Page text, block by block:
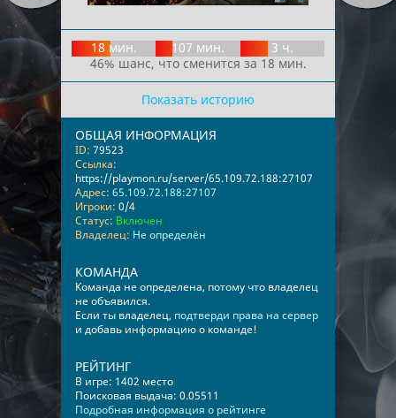
18 мин. 107 мин.
3 ч.
46% шанс, что сменится за 18 мин.
Показать историю
ОБЩАЯ ИНФОРМАЦИЯ
ID: 79523
Ссылка:
https://playmon.ru/server/65.109.72.188:27107
Адрес: 65.109.72.188:27107
Игроки: 0/4
Статус: Включен
Владелец: Не определён
КОМАНДА
Команда не определена, потому что владелец
не объявился.
Если ты владелец, подтверди права на сервер
и добавь информацию о команде!
РЕЙТИНГ
В игре: 1402 место
Поисковая выдача: 0.05511
Подробная информация о рейтинге